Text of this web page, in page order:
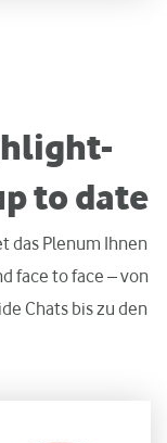
to date
das Plenum Ihnen
face to face – von
Chats bis zu den